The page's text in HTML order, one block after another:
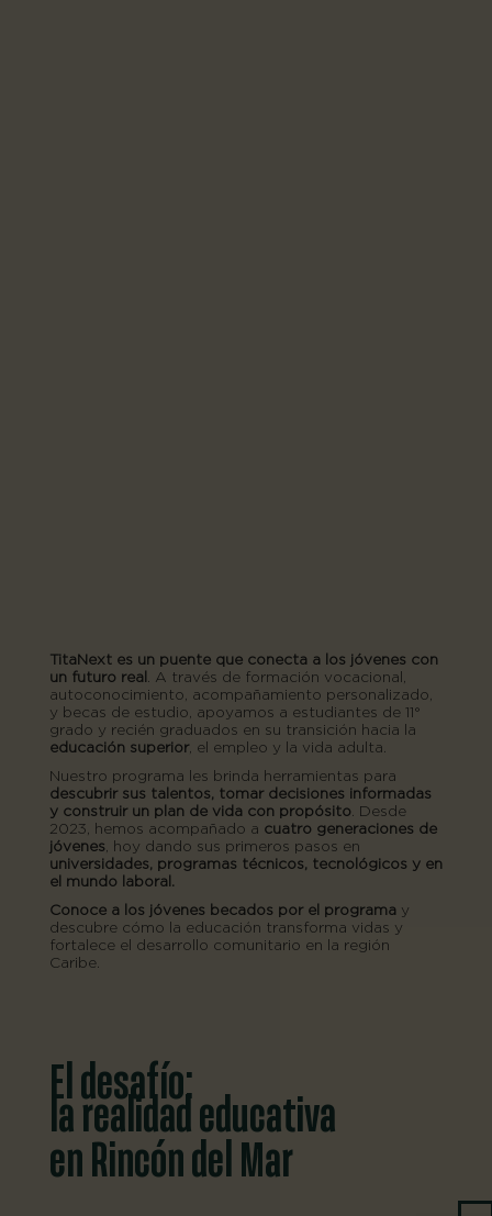
TitaNext es un puente que conecta a los jóvenes con
un futuro real . A través de formación vocacional,
autoconocimiento, acompañamiento personalizado,
y becas de estudio, apoyamos a estudiantes de 11°
grado y recién graduados en su transición hacia la
educación superior, el empleo y la vida adulta.
Nuestro programa les brinda herramientas para
descubrir sus talentos, tomar decisiones informadas
y construir un plan de vida con propósito. Desde
2023, hemos acompañado a cuatro generaciones de
jóvenes, hoy dando sus primeros pasos en
universidades, programas técnicos, tecnológicos y en
el mundo laboral.
Conoce a los jóvenes becados por el programa y
descubre cómo la educación transforma vidas y
fortalece el desarrollo comunitario en la región
Caribe.
El desafío:
la realidad educativa
en Rincón del Mar